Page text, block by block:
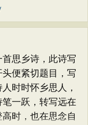
思乡诗，此诗写
便紧切题目，写
时时怀乡思人，
一跃，转写远在
时，也在思念自